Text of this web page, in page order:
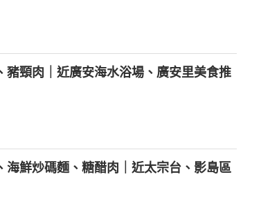
豬頸肉｜近廣安海水浴場、廣安里美食推
海鮮炒碼麵、糖醋肉｜近太宗台、影島區